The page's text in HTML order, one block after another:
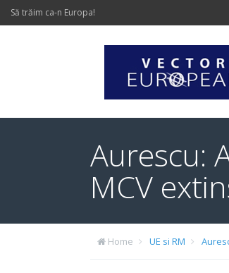
Să trăim ca-n Europa!
Aurescu:
MCV
Home UE si RM